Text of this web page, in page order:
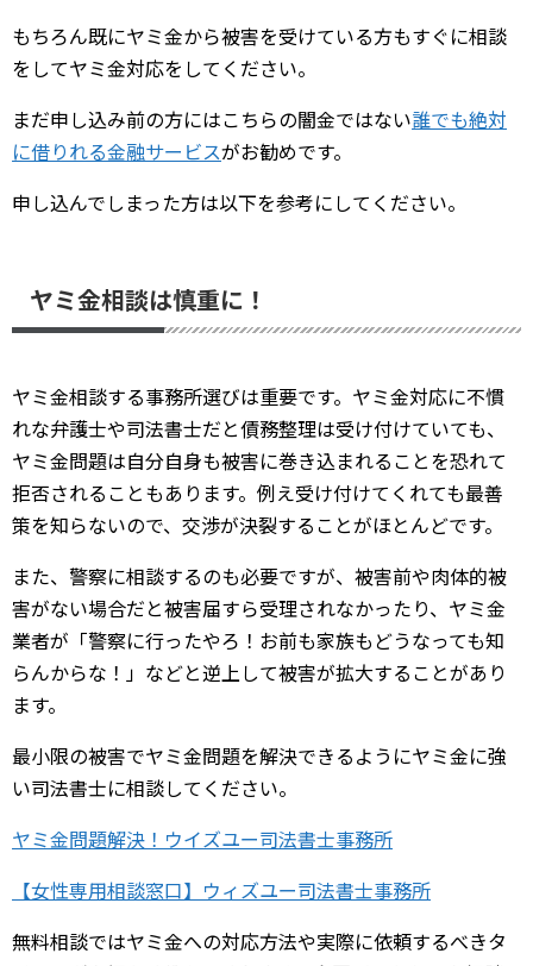
もちろん既にヤミ金から被害を受けている方もすぐに相談
をしてヤミ金対応をしてください。
まだ申し込み前の方にはこちらの闇金ではない誰でも絶対
に借りれる金融サービスがお勧めです。
申し込んでしまった方は以下を参考にしてください。
ヤミ金相談は慎重に！
ヤミ金相談する事務所選びは重要です。ヤミ金対応に不慣
れな弁護士や司法書士だと債務整理は受け付けていても、
ヤミ金問題は自分自身も被害に巻き込まれることを恐れて
拒否されることもあります。例え受け付けてくれても最善
策を知らないので、交渉が決裂することがほとんどです。
また、警察に相談するのも必要ですが、被害前や肉体的被
害がない場合だと被害届すら受理されなかったり、ヤミ金
業者が「警察に行ったやろ！お前も家族もどうなっても知
らんからな！」などと逆上して被害が拡大することがあり
ます。
最小限の被害でヤミ金問題を解決できるようにヤミ金に強
い司法書士に相談してください。
ヤミ金問題解決！ウイズユー司法書士事務所
【女性専用相談窓口】ウィズユー司法書士事務所
無料相談ではヤミ金への対応方法や実際に依頼するべきタ